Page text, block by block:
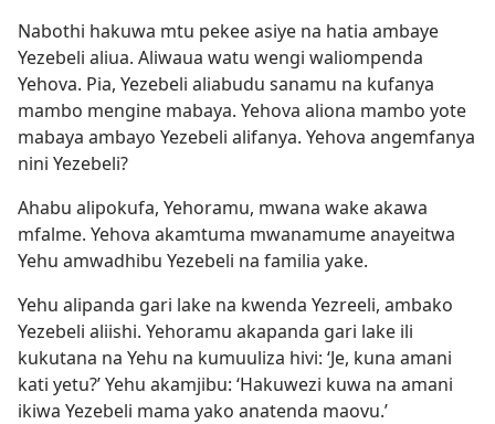
Nabothi hakuwa mtu pekee asiye na hatia ambaye
Yezebeli aliua. Aliwaua watu wengi waliompenda
Yehova. Pia, Yezebeli aliabudu sanamu na kufanya
mambo mengine mabaya. Yehova aliona mambo yote
mabaya ambayo Yezebeli alifanya. Yehova angemfanya
nini Yezebeli?
Ahabu alipokufa, Yehoramu, mwana wake akawa
mfalme. Yehova akamtuma mwanamume anayeitwa
Yehu amwadhibu Yezebeli na familia yake.
Yehu alipanda gari lake na kwenda Yezreeli, ambako
Yezebeli aliishi. Yehoramu akapanda gari lake ili
kukutana na Yehu na kumuuliza hivi: ‘Je, kuna amani
kati yetu?’ Yehu akamjibu: ‘Hakuwezi kuwa na amani
ikiwa Yezebeli mama yako anatenda maovu.’